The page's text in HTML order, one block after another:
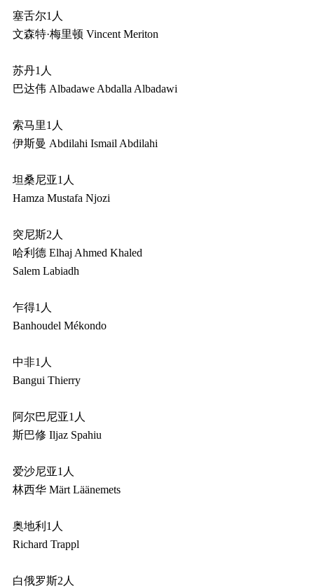
塞舌尔1人
文森特·梅里顿 Vincent Meriton
苏丹1人
巴达伟 Albadawe Abdalla Albadawi
索马里1人
伊斯曼 Abdilahi Ismail Abdilahi
坦桑尼亚1人
Hamza Mustafa Njozi
突尼斯2人
哈利德 Elhaj Ahmed Khaled
Salem Labiadh
乍得1人
Banhoudel Mékondo
中非1人
Bangui Thierry
阿尔巴尼亚1人
斯巴修 Iljaz Spahiu
爱沙尼亚1人
林西华 Märt Läänemets
奥地利1人
Richard Trappl
白俄罗斯2人